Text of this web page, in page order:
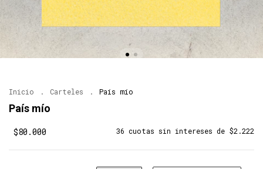
Inicio . Carteles . País mío
País mío
$80.000 36 cuotas sin intereses de $2.222